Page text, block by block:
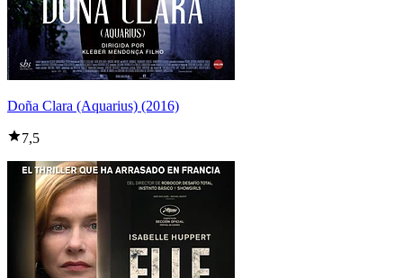
Doña Clara (Aquarius) (2016)
7,5